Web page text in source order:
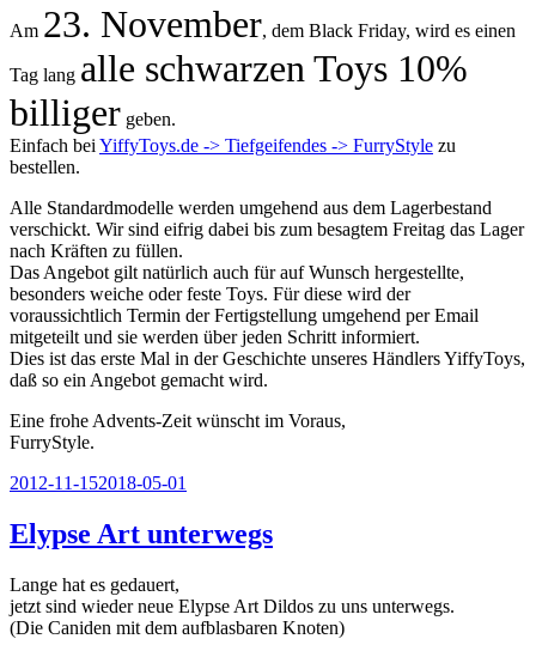
Am 23. November, dem Black Friday, wird es einen
Tag lang alle schwarzen Toys 10%
billiger geben.
Einfach bei YiffyToys.de -> Tiefgeifendes -> FurryStyle zu
bestellen.
Alle Standardmodelle werden umgehend aus dem Lagerbestand
verschickt. Wir sind eifrig dabei bis zum besagtem Freitag das Lager
nach Kräften zu füllen.
Das Angebot gilt natürlich auch für auf Wunsch hergestellte,
besonders weiche oder feste Toys. Für diese wird der
voraussichtlich Termin der Fertigstellung umgehend per Email
mitgeteilt und sie werden über jeden Schritt informiert.
Dies ist das erste Mal in der Geschichte unseres Händlers YiffyToys,
daß so ein Angebot gemacht wird.
Eine frohe Advents-Zeit wünscht im Voraus,
FurryStyle.
Veröffentlicht
2012-11-152018-05-01
Elypse Art unterwegs
Lange hat es gedauert,
jetzt sind wieder neue Elypse Art Dildos zu uns unterwegs.
(Die Caniden mit dem aufblasbaren Knoten)